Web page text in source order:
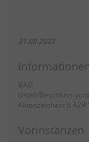
31.08.2021
Informationen
BAG
Urteil/Beschluss
Aktenzeichen: 6 AZR
Vorinstanzen